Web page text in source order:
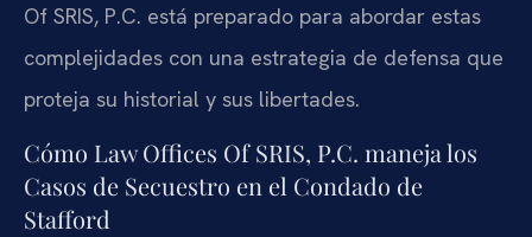
Of SRIS, P.C. está preparado para abordar estas
complejidades con una estrategia de defensa que
proteja su historial y sus libertades.
Cómo Law Offices Of SRIS, P.C. maneja los
Casos de Secuestro en el Condado de
Stafford